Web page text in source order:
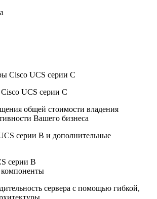
UCS серии C
общей стоимости владения
Вашего бизнеса
серии B
сервера с помощью гибкой,